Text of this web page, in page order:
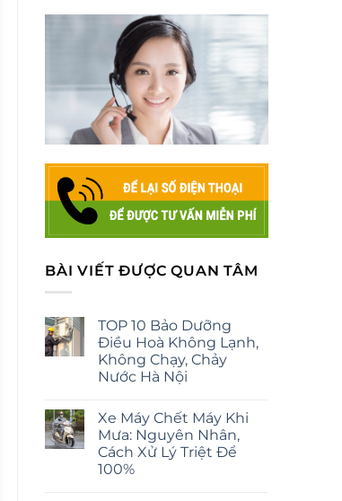
BÀI VIẾT ĐƯỢC QUAN TÂM
TOP 10 Bảo Dưỡng
Điều Hoà Không Lạnh,
Không Chạy, Chảy
Nước Hà Nội
Xe Máy Chết Máy Khi
Mưa: Nguyên Nhân,
Cách Xử Lý Triệt Để
100%